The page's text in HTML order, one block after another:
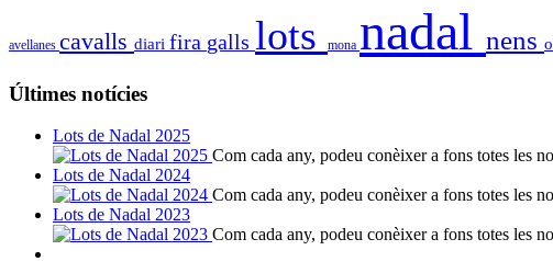
avellanes cavalls diari fira galls lots mona nadal nens
Últimes notícies
Lots de Nadal 2025
Com cada any, podeu conèixer a fons totes les
Lots de Nadal 2024
Com cada any, podeu conèixer a fons totes les
Lots de Nadal 2023
Com cada any, podeu conèixer a fons totes les